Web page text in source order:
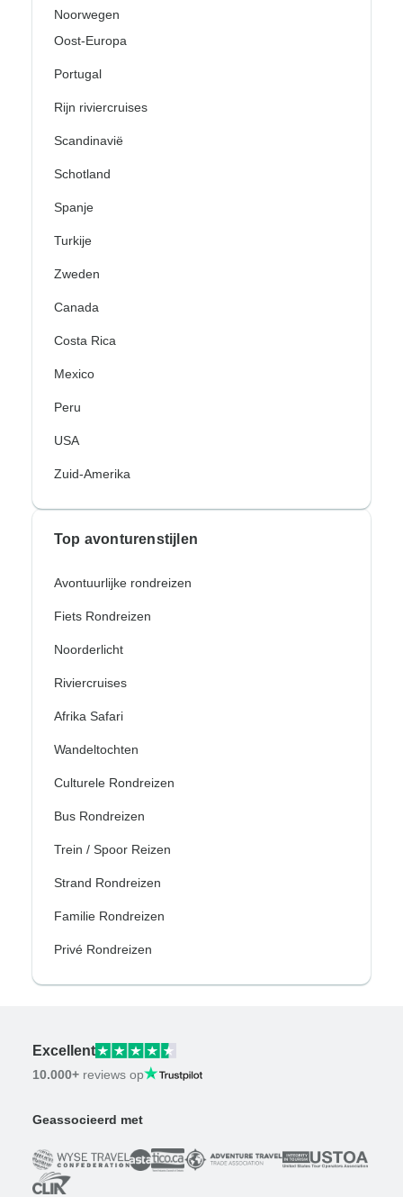
Noorwegen
Oost-Europa
Portugal
Rijn riviercruises
Scandinavië
Schotland
Spanje
Turkije
Zweden
Canada
Costa Rica
Mexico
Peru
USA
Zuid-Amerika
Top avonturenstijlen
Avontuurlijke rondreizen
Fiets Rondreizen
Noorderlicht
Riviercruises
Afrika Safari
Wandeltochten
Culturele Rondreizen
Bus Rondreizen
Trein / Spoor Reizen
Strand Rondreizen
Familie Rondreizen
Privé Rondreizen
Excellent
10.000+ reviews op
Geassocieerd met